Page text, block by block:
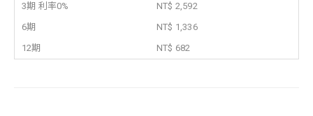
3期 利率0%
NT$ 2,592
6期
NT$ 1,336
12期
NT$ 682